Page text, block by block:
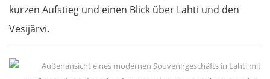
kurzen Aufstieg und einen Blick über Lahti und den
Vesijärvi.